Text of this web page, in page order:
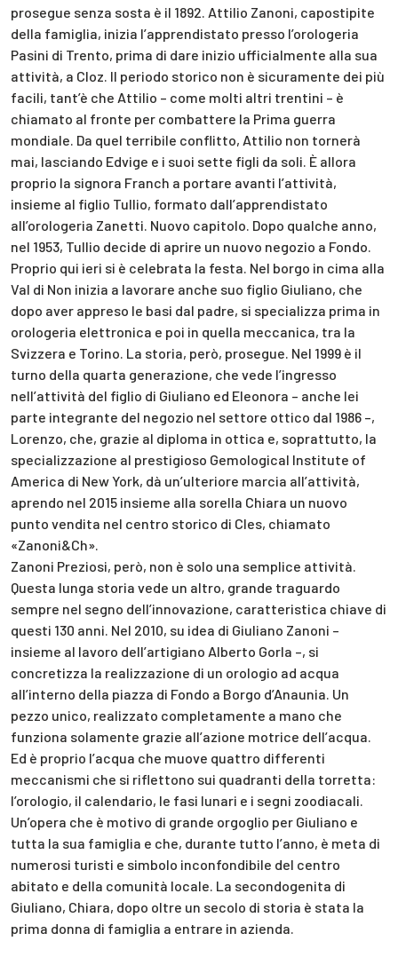
prosegue senza sosta è il 1892. Attilio Zanoni, capostipite
della famiglia, inizia l’apprendistato presso l’orologeria
Pasini di Trento, prima di dare inizio ufficialmente alla sua
attività, a Cloz. Il periodo storico non è sicuramente dei più
facili, tant’è che Attilio – come molti altri trentini – è
chiamato al fronte per combattere la Prima guerra
mondiale. Da quel terribile conflitto, Attilio non tornerà
mai, lasciando Edvige e i suoi sette figli da soli. È allora
proprio la signora Franch a portare avanti l’attività,
insieme al figlio Tullio, formato dall’apprendistato
all’orologeria Zanetti. Nuovo capitolo. Dopo qualche anno,
nel 1953, Tullio decide di aprire un nuovo negozio a Fondo.
Proprio qui ieri si è celebrata la festa. Nel borgo in cima alla
Val di Non inizia a lavorare anche suo figlio Giuliano, che
dopo aver appreso le basi dal padre, si specializza prima in
orologeria elettronica e poi in quella meccanica, tra la
Svizzera e Torino. La storia, però, prosegue. Nel 1999 è il
turno della quarta generazione, che vede l’ingresso
nell’attività del figlio di Giuliano ed Eleonora – anche lei
parte integrante del negozio nel settore ottico dal 1986 –,
Lorenzo, che, grazie al diploma in ottica e, soprattutto, la
specializzazione al prestigioso Gemological Institute of
America di New York, dà un’ulteriore marcia all’attività,
aprendo nel 2015 insieme alla sorella Chiara un nuovo
punto vendita nel centro storico di Cles, chiamato
«Zanoni&Ch».
Zanoni Preziosi, però, non è solo una semplice attività.
Questa lunga storia vede un altro, grande traguardo
sempre nel segno dell’innovazione, caratteristica chiave di
questi 130 anni. Nel 2010, su idea di Giuliano Zanoni –
insieme al lavoro dell’artigiano Alberto Gorla –, si
concretizza la realizzazione di un orologio ad acqua
all’interno della piazza di Fondo a Borgo d’Anaunia. Un
pezzo unico, realizzato completamente a mano che
funziona solamente grazie all’azione motrice dell’acqua.
Ed è proprio l’acqua che muove quattro differenti
meccanismi che si riflettono sui quadranti della torretta:
l’orologio, il calendario, le fasi lunari e i segni zoodiacali.
Un’opera che è motivo di grande orgoglio per Giuliano e
tutta la sua famiglia e che, durante tutto l’anno, è meta di
numerosi turisti e simbolo inconfondibile del centro
abitato e della comunità locale. La secondogenita di
Giuliano, Chiara, dopo oltre un secolo di storia è stata la
prima donna di famiglia a entrare in azienda.